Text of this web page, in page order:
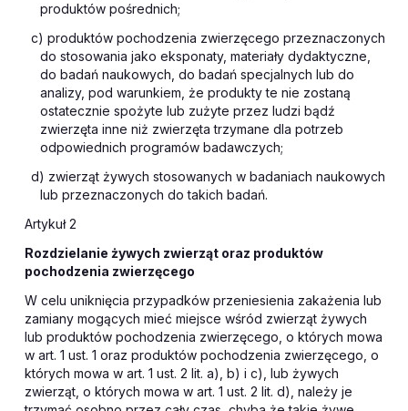
produktów pośrednich;
c) produktów pochodzenia zwierzęcego przeznaczonych
do stosowania jako eksponaty, materiały dydaktyczne,
do badań naukowych, do badań specjalnych lub do
analizy, pod warunkiem, że produkty te nie zostaną
ostatecznie spożyte lub zużyte przez ludzi bądź
zwierzęta inne niż zwierzęta trzymane dla potrzeb
odpowiednich programów badawczych;
d) zwierząt żywych stosowanych w badaniach naukowych
lub przeznaczonych do takich badań.
Artykuł 2
Rozdzielanie żywych zwierząt oraz produktów
pochodzenia zwierzęcego
W celu uniknięcia przypadków przeniesienia zakażenia lub
zamiany mogących mieć miejsce wśród zwierząt żywych
lub produktów pochodzenia zwierzęcego, o których mowa
w art. 1 ust. 1 oraz produktów pochodzenia zwierzęcego, o
których mowa w art. 1 ust. 2 lit. a), b) i c), lub żywych
zwierząt, o których mowa w art. 1 ust. 2 lit. d), należy je